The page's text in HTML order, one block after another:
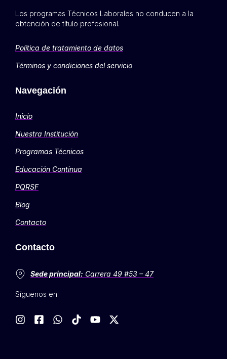
Los programas Técnicos Laborales no conducen a la
obtención de título profesional.
Política de tratamiento de datos
Términos y condiciones del servicio
Navegación
Inicio
Nuestra Institución
Programas Técnicos
Educación Continua
PQRSF
Blog
Contacto
Contacto
Sede principal: Carrera 49 #53 – 47
Síguenos en: